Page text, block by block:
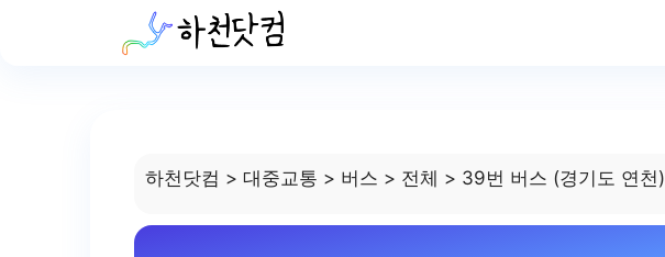
하천닷컴 > 대중교통 > 버스 > 전체 > 39번 버스 (경기도 연천)